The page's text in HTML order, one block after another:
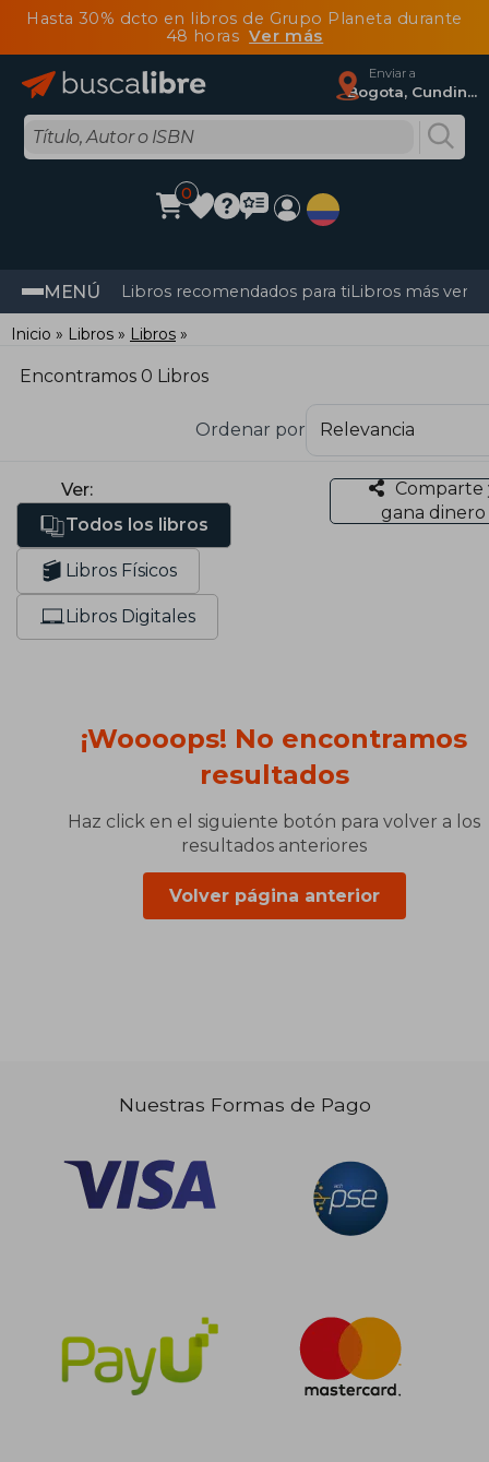
Hasta 30% dcto en libros de Grupo Planeta durante
48 horasVer más
Enviar a
Bogota, Cundinamarca
0
MENÚ Libros recomendados para tiLibros más
Inicio Libros Libros
Encontramos 0 Libros
Ordenar por
Ver:
Todos los libros
Libros Físicos
Libros Digitales
Comparte
gana dinero
¡Woooops! No encontramos
resultados
Haz click en el siguiente botón para volver a los
resultados anteriores
Volver página anterior
Nuestras Formas de Pago